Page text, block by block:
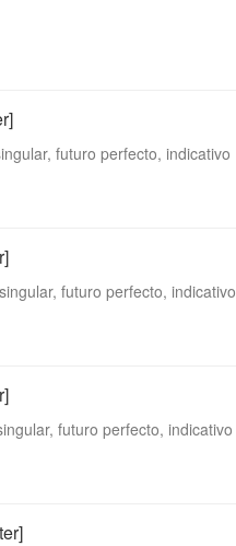
futuro perfecto, indicativo
futuro perfecto, indicativo
futuro perfecto, indicativo